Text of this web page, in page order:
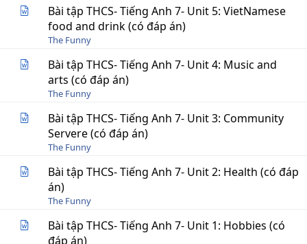
Bài tập THCS- Tiếng Anh 7- Unit 5: VietNamese
food and drink (có đáp án)
The Funny
Bài tập THCS- Tiếng Anh 7- Unit 4: Music and
arts (có đáp án)
The Funny
Bài tập THCS- Tiếng Anh 7- Unit 3: Community
Servere (có đáp án)
The Funny
Bài tập THCS- Tiếng Anh 7- Unit 2: Health (có đáp
án)
The Funny
Bài tập THCS- Tiếng Anh 7- Unit 1: Hobbies (có
đáp án)